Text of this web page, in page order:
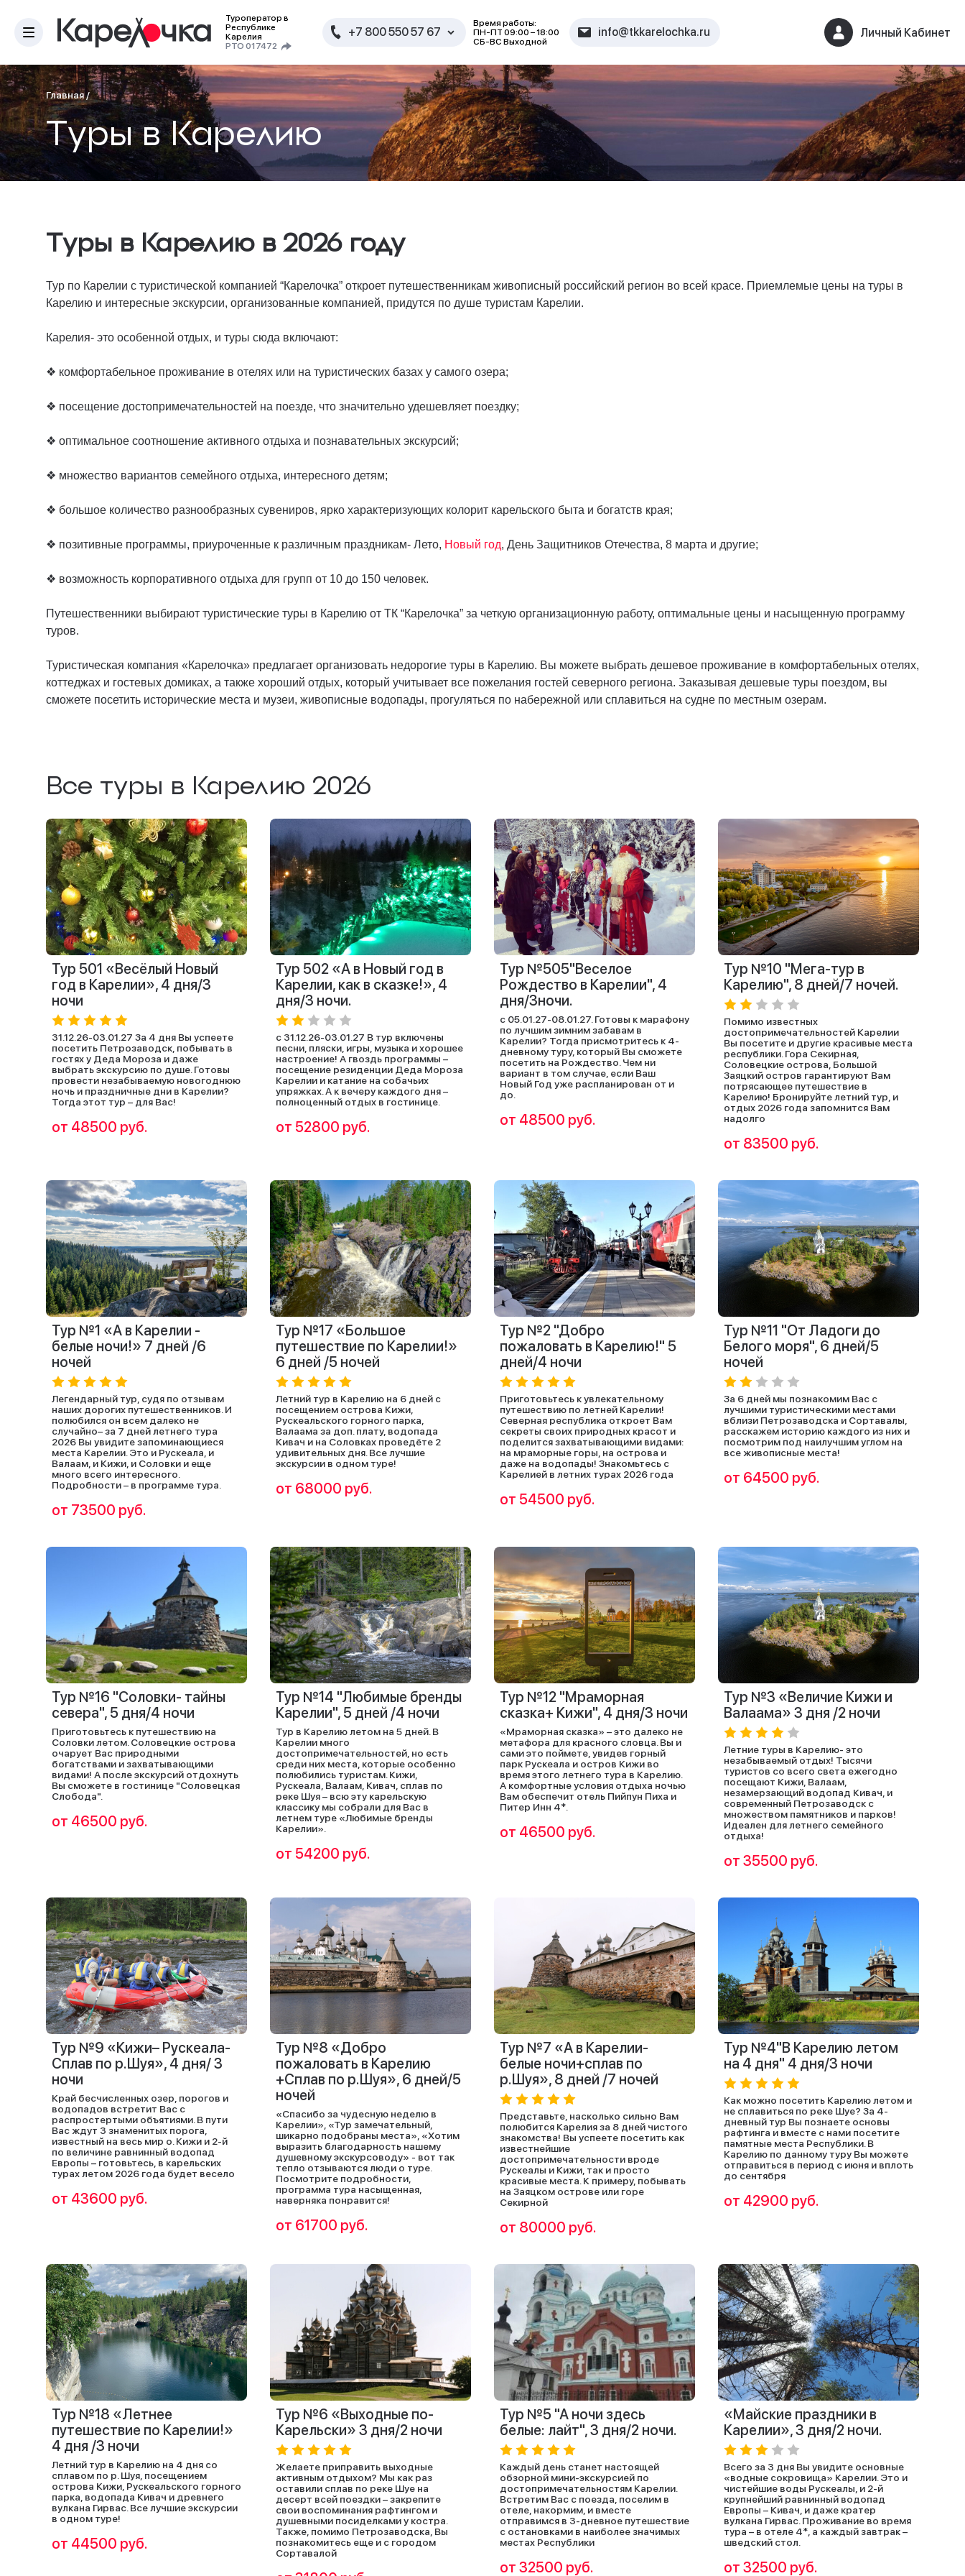
Туроператор в
Республике
Карелия
РТО 017472
+7 800 550 57 67
Время работы:
ПН-ПТ 09:00 – 18:00
СБ-ВС Выходной
info@tkkarelochka.ru Личный Кабинет
Главная/
Туры в Карелию
Туры в Карелию в 2026 году
Тур по Карелии с туристической компанией “Карелочка” откроет путешественникам живописный российский регион во всей красе. Приемлемые цены на туры в
Карелию и интересные экскурсии, организованные компанией, придутся по душе туристам Карелии.
Карелия- это особенной отдых, и туры сюда включают:
❖ комфортабельное проживание в отелях или на туристических базах у самого озера;
❖ посещение достопримечательностей на поезде, что значительно удешевляет поездку;
❖ оптимальное соотношение активного отдыха и познавательных экскурсий;
❖ множество вариантов семейного отдыха, интересного детям;
❖ большое количество разнообразных сувениров, ярко характеризующих колорит карельского быта и богатств края;
❖ позитивные программы, приуроченные к различным праздникам- Лето, Новый год, День Защитников Отечества, 8 марта и другие;
❖ возможность корпоративного отдыха для групп от 10 до 150 человек.
Путешественники выбирают туристические туры в Карелию от ТК “Карелочка” за четкую организационную работу, оптимальные цены и насыщенную программу
туров.
Туристическая компания «Карелочка» предлагает организовать недорогие туры в Карелию. Вы можете выбрать дешевое проживание в комфортабельных отелях,
коттеджах и гостевых домиках, а также хороший отдых, который учитывает все пожелания гостей северного региона. Заказывая дешевые туры поездом, вы
сможете посетить исторические места и музеи, живописные водопады, прогуляться по набережной или сплавиться на судне по местным озерам.
Все туры в Карелию 2026
Тур 501 «Весёлый Новый
год в Карелии», 4 дня/3
ночи
31.12.26-03.01.27 За 4 дня Вы успеете
посетить Петрозаводск, побывать в
гостях у Деда Мороза и даже
выбрать экскурсию по душе. Готовы
провести незабываемую новогоднюю
ночь и праздничные дни в Карелии?
Тогда этот тур – для Вас!
от 48500 руб.
Тур 502 «А в Новый год в
Карелии, как в сказке!», 4
дня/3 ночи.
с 31.12.26-03.01.27 В тур включены
песни, пляски, игры, музыка и хорошее
настроение! А гвоздь программы –
посещение резиденции Деда Мороза
Карелии и катание на собачьих
упряжках. А к вечеру каждого дня –
полноценный отдых в гостинице.
от 52800 руб.
Тур №505"Веселое
Рождество в Карелии", 4
дня/3ночи.
с 05.01.27-08.01.27. Готовы к марафону
по лучшим зимним забавам в
Карелии? Тогда присмотритесь к 4-
дневному туру, который Вы сможете
посетить на Рождество. Чем ни
вариант в том случае, если Ваш
Новый Год уже распланирован от и
до.
от 48500 руб.
Тур №10 "Мега-тур в
Карелию", 8 дней/7 ночей.
Помимо известных
достопримечательностей Карелии
Вы посетите и другие красивые места
республики. Гора Секирная,
Соловецкие острова, Большой
Заяцкий остров гарантируют Вам
потрясающее путешествие в
Карелию! Бронируйте летний тур, и
отдых 2026 года запомнится Вам
надолго
от 83500 руб.
Тур №1 «А в Карелии -
белые ночи!» 7 дней /6
ночей
Легендарный тур, судя по отзывам
наших дорогих путешественников. И
полюбился он всем далеко не
случайно– за 7 дней летнего тура
2026 Вы увидите запоминающиеся
места Карелии. Это и Рускеала, и
Валаам, и Кижи, и Соловки и еще
много всего интересного.
Подробности – в программе тура.
от 73500 руб.
Тур №17 «Большое
путешествие по Карелии!»
6 дней /5 ночей
Летний тур в Карелию на 6 дней с
посещением острова Кижи,
Рускеальского горного парка,
Валаама за доп. плату, водопада
Кивач и на Соловках проведёте 2
удивительных дня. Все лучшие
экскурсии в одном туре!
от 68000 руб.
Тур №2 "Добро
пожаловать в Карелию!" 5
дней/4 ночи
Приготовьтесь к увлекательному
путешествию по летней Карелии!
Северная республика откроет Вам
секреты своих природных красот и
поделится захватывающими видами:
на мраморные горы, на острова и
даже на водопады! Знакомьтесь с
Карелией в летних турах 2026 года
от 54500 руб.
Тур №11 "От Ладоги до
Белого моря", 6 дней/5
ночей
За 6 дней мы познакомим Вас с
лучшими туристическими местами
вблизи Петрозаводска и Сортавалы,
расскажем историю каждого из них и
посмотрим под наилучшим углом на
все живописные места!
от 64500 руб.
Тур №16 "Соловки- тайны
севера", 5 дня/4 ночи
Приготовьтесь к путешествию на
Соловки летом. Соловецкие острова
очарует Вас природными
богатствами и захватывающими
видами! А после экскурсий отдохнуть
Вы сможете в гостинице "Соловецкая
Слобода".
от 46500 руб.
Тур №14 "Любимые бренды
Карелии", 5 дней /4 ночи
Тур в Карелию летом на 5 дней. В
Карелии много
достопримечательностей, но есть
среди них места, которые особенно
полюбились туристам. Кижи,
Рускеала, Валаам, Кивач, сплав по
реке Шуя – всю эту карельскую
классику мы собрали для Вас в
летнем туре «Любимые бренды
Карелии».
от 54200 руб.
Тур №12 "Мраморная
сказка+ Кижи", 4 дня/3 ночи
«Мраморная сказка» – это далеко не
метафора для красного словца. Вы и
сами это поймете, увидев горный
парк Рускеала и остров Кижи во
время этого летнего тура в Карелию.
А комфортные условия отдыха ночью
Вам обеспечит отель Пийпун Пиха и
Питер Инн 4*.
от 46500 руб.
Тур №3 «Величие Кижи и
Валаама» 3 дня /2 ночи
Летние туры в Карелию- это
незабываемый отдых! Тысячи
туристов со всего света ежегодно
посещают Кижи, Валаам,
незамерзающий водопад Кивач, и
современный Петрозаводск с
множеством памятников и парков!
Идеален для летнего семейного
отдыха!
от 35500 руб.
Тур №9 «Кижи– Рускеала-
Сплав по р.Шуя», 4 дня/ 3
ночи
Край бесчисленных озер, порогов и
водопадов встретит Вас с
распростертыми объятиями. В пути
Вас ждут 3 знаменитых порога,
известный на весь мир о. Кижи и 2-й
по величине равнинный водопад
Европы – готовьтесь, в карельских
турах летом 2026 года будет весело
от 43600 руб.
Тур №8 «Добро
пожаловать в Карелию
+Сплав по р.Шуя», 6 дней/5
ночей
«Спасибо за чудесную неделю в
Карелии», «Тур замечательный,
шикарно подобраны места», «Хотим
выразить благодарность нашему
душевному экскурсоводу» - вот так
тепло отзываются люди о туре.
Посмотрите подробности,
программа тура насыщенная,
наверняка понравится!
от 61700 руб.
Тур №7 «А в Карелии-
белые ночи+сплав по
р.Шуя», 8 дней /7 ночей
Представьте, насколько сильно Вам
полюбится Карелия за 8 дней чистого
знакомства! Вы успеете посетить как
известнейшие
достопримечательности вроде
Рускеалы и Кижи, так и просто
красивые места. К примеру, побывать
на Заяцком острове или горе
Секирной
от 80000 руб.
Тур №4"В Карелию летом
на 4 дня" 4 дня/3 ночи
Как можно посетить Карелию летом и
не сплавиться по реке Шуе? За 4-
дневный тур Вы познаете основы
рафтинга и вместе с нами посетите
памятные места Республики. В
Карелию по данному туру Вы можете
отправиться в период с июня и вплоть
до сентября
от 42900 руб.
Тур №18 «Летнее
путешествие по Карелии!»
4 дня /3 ночи
Летний тур в Карелию на 4 дня со
сплавом по р. Шуя, посещением
острова Кижи, Рускеальского горного
парка, водопада Кивач и древнего
вулкана Гирвас. Все лучшие экскурсии
в одном туре!
от 44500 руб.
Тур №6 «Выходные по-
Карельски» 3 дня/2 ночи
Желаете приправить выходные
активным отдыхом? Мы как раз
оставили сплав по реке Шуе на
десерт всей поездки – закрепите
свои воспоминания рафтингом и
душевными посиделками у костра.
Также, помимо Петрозаводска, Вы
познакомитесь еще и с городом
Сортавалой
Тур №5 "А ночи здесь
белые: лайт", 3 дня/2 ночи.
Каждый день станет настоящей
обзорной мини-экскурсией по
достопримечательностям Карелии.
Встретим Вас с поезда, поселим в
отеле, накормим, и вместе
отправимся в 3-дневное путешествие
с остановками в наиболее значимых
местах Республики
от 32500 руб.
«Майские праздники в
Карелии», 3 дня/2 ночи.
Всего за 3 дня Вы увидите основные
«водные сокровища» Карелии. Это и
чистейшие воды Рускеалы, и 2-й
крупнейший равнинный водопад
Европы – Кивач, и даже кратер
вулкана Гирвас. Проживание во время
тура – в отеле 4*, а каждый завтрак –
шведский стол.
от 32500 руб.